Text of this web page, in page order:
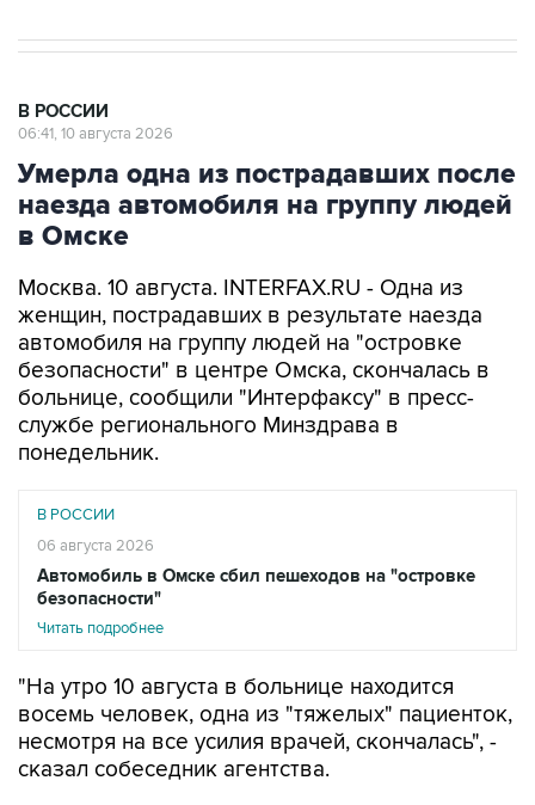
В РОССИИ
06:41, 10 августа 2026
Умерла одна из пострадавших после
наезда автомобиля на группу людей
в Омске
Москва. 10 августа. INTERFAX.RU - Одна из
женщин, пострадавших в результате наезда
автомобиля на группу людей на "островке
безопасности" в центре Омска, скончалась в
больнице, сообщили "Интерфаксу" в пресс-
службе регионального Минздрава в
понедельник.
В РОССИИ
06 августа 2026
Автомобиль в Омске сбил пешеходов на "островке
безопасности"
Читать подробнее
"На утро 10 августа в больнице находится
восемь человек, одна из "тяжелых" пациенток,
несмотря на все усилия врачей, скончалась", -
сказал собеседник агентства.